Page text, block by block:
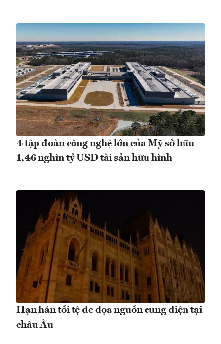
4 tập đoàn công nghệ lớn của Mỹ sở hữu
1,46 nghìn tỷ USD tài sản hữu hình
Hạn hán tồi tệ đe dọa nguồn cung điện tại
châu Âu